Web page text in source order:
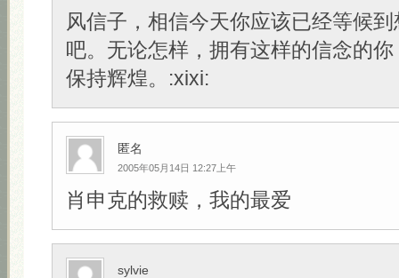
风信子，相信今天你应该已经等候
吧。无论怎样，拥有这样的信念的
保持辉煌。:xixi:
匿名
2005年05月14日 12:27上午
肖申克的救赎，我的最爱
sylvie